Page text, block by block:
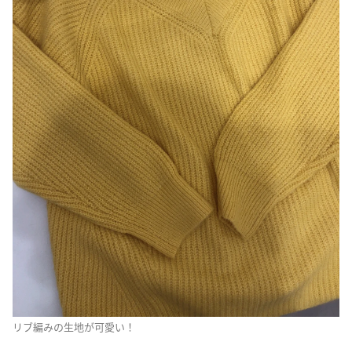
リブ編みの生地が可愛い！